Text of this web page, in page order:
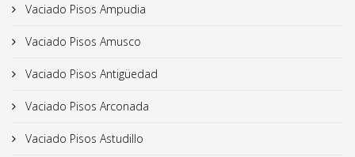
Vaciado Pisos Ampudia
Vaciado Pisos Amusco
Vaciado Pisos Antigüedad
Vaciado Pisos Arconada
Vaciado Pisos Astudillo